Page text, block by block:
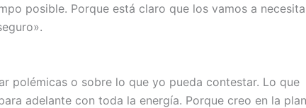
posible. Porque está claro que los vamos a
polémicas o sobre lo que yo pueda contestar. Lo que
adelante con toda la energía. Porque creo en la